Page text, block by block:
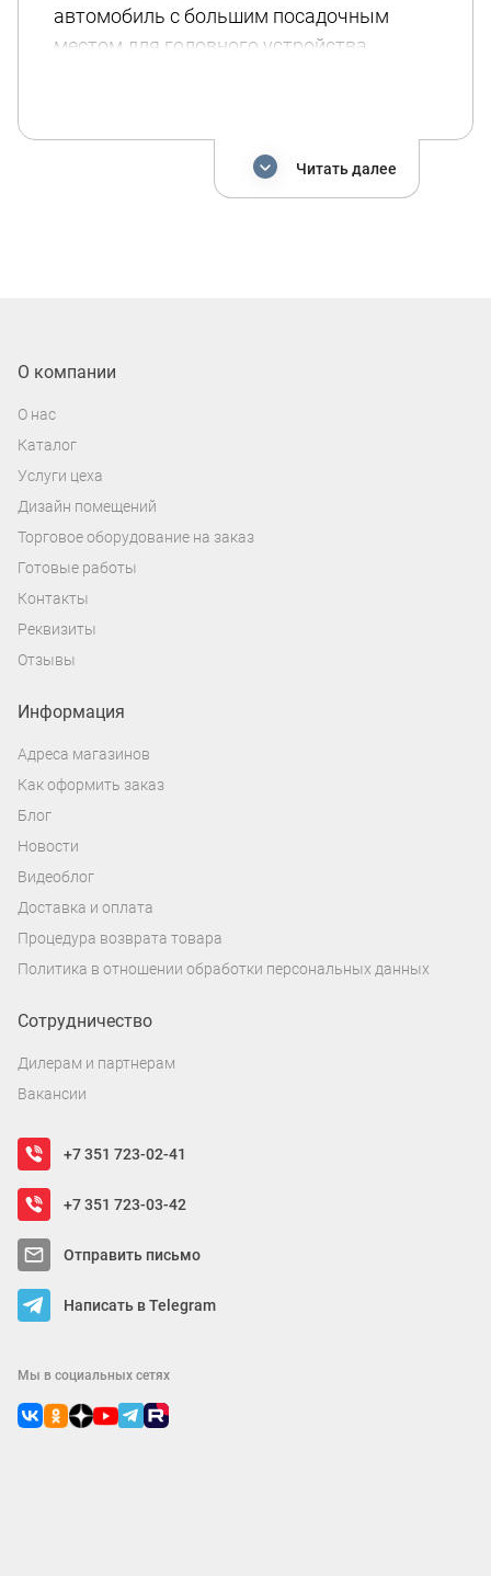
автомобиль с большим посадочным
местом для головного устройства.
Bluetooth. Особенность 2 din магнитол -
это наличие сенсорного экрана,
возможность подключения камеры
набором функций. Штатное головное
устройство - это полноценный
автомобильный планшет, благодаря его
возможностям, каждая минута
проведенная за рулем будет
незабываемой.
Читать далее
О компании
О нас
Каталог
Услуги цеха
Дизайн помещений
Торговое оборудование на заказ
Готовые работы
Контакты
Реквизиты
Отзывы
Информация
Адреса магазинов
Как оформить заказ
Блог
Новости
Видеоблог
Доставка и оплата
Процедура возврата товара
Политика в отношении обработки персональных данных
Сотрудничество
Дилерам и партнерам
Вакансии
+7 351 723-02-41
+7 351 723-03-42
Отправить письмо
Написать в Telegram
Мы в социальных сетях